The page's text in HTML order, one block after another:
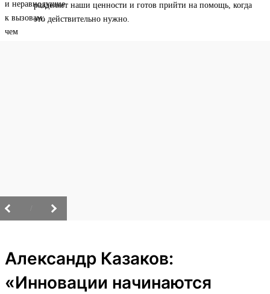
разделяет наши ценности и готов прийти на помощь, когда
это действительно нужно.
Александр Казаков:
«Инновации начинаются